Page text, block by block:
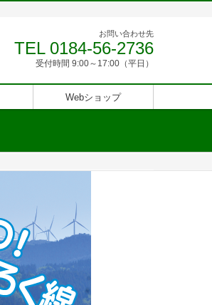
お問い合わせ先
TEL 0184-56-2736
受付時間 9:00～17:00（平日）
Webショップ